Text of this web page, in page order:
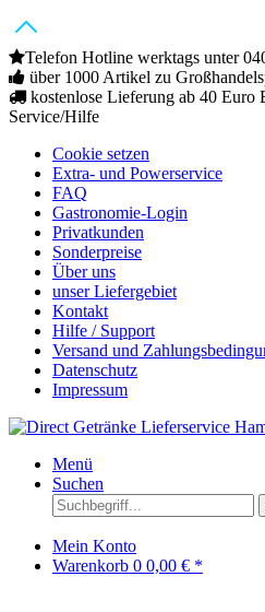
Telefon Hotline werktags unter
über 1000 Artikel zu
kostenlose Lieferung ab 40 Euro
Service/Hilfe
Cookie setzen
Extra- und Powerservice
FAQ
Gastronomie-Login
Privatkunden
Sonderpreise
Über uns
unser Liefergebiet
Kontakt
Hilfe / Support
Versand und
Datenschutz
Impressum
Menü
Suchen
Mein Konto
Warenkorb 0 0,00 € *